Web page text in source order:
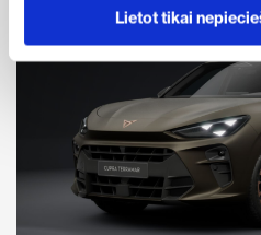
Lietot tikai